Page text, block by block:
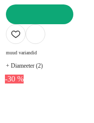
LISA OSTUKORVI
muud variandid
+ Diameeter (2)
-30 %